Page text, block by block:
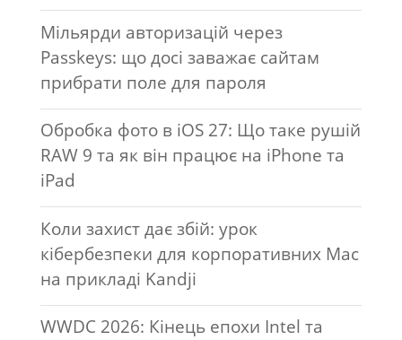
Мільярди авторизацій через
Passkeys: що досі заважає сайтам
прибрати поле для пароля
Обробка фото в iOS 27: Що таке рушій
RAW 9 та як він працює на iPhone та
iPad
Коли захист дає збій: урок
кібербезпеки для корпоративних Mac
на прикладі Kandji
WWDC 2026: Кінець епохи Intel та